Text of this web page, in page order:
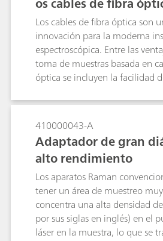
Los cables de fibra óptica son
innovación para la moderna
espectroscópica. Entre las
toma de muestras basada en
óptica se incluyen la facilidad
sitios de muestra y asegurar
Sin embargo, esta libertad
responsabilidad en el cuidado
de los accesorios de fibra
garantizar la calidad de la
durabilidad de la fibra.
410000043-A
Adaptador de gran
alto rendimiento
Los aparatos Raman
tener un área de muestreo
concentra una alta densidad
por sus siglas en inglés) en el
láser en la muestra, lo que se